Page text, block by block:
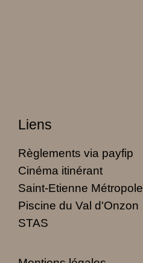
Liens
Règlements via payfip
Cinéma itinérant
Saint-Etienne Métropole
Piscine du Val d'Onzon
STAS